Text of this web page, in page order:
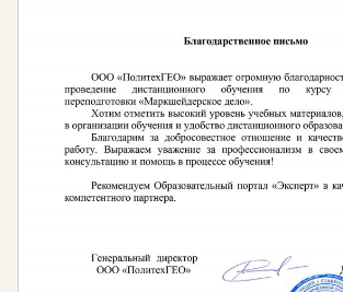
предприятиях проводится
вида работ, (бригадиром,
участка) ежедневно или посменно в
дня, а в некоторых случаях и в
Проверяется состояние рабочих
технического оснащения,
пожара и других средств
выявлении каких-либо